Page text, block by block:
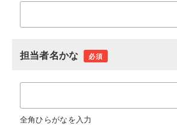
担当者名かな 必須
全角ひらがなを入力